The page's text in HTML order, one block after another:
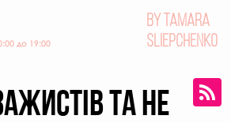
до 19:00
BY TAMARA
SLIEPCHENKO
ТА НЕ